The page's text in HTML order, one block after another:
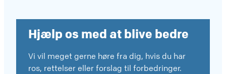
Hjælp os med at blive bedre
Vi vil meget gerne høre fra dig, hvis du har
ros, rettelser eller forslag til forbedringer.